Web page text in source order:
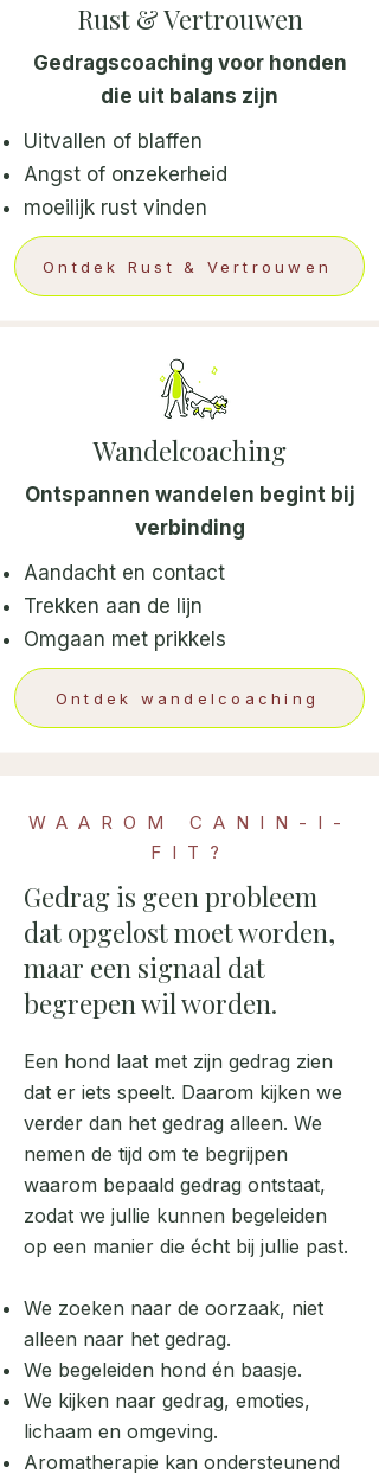
Rust & Vertrouwen
Gedragscoaching voor honden
die uit balans zijn
Uitvallen of blaffen
Angst of onzekerheid
moeilijk rust vinden
Ontdek Rust & Vertrouwen
Wandelcoaching
Ontspannen wandelen begint bij
verbinding
Aandacht en contact
Trekken aan de lijn
Omgaan met prikkels
Ontdek wandelcoaching
WAAROM CANIN-I-
FIT?
Gedrag is geen probleem
dat opgelost moet worden,
maar een signaal dat
begrepen wil worden.
Een hond laat met zijn gedrag zien
dat er iets speelt. Daarom kijken we
verder dan het gedrag alleen. We
nemen de tijd om te begrijpen
waarom bepaald gedrag ontstaat,
zodat we jullie kunnen begeleiden
op een manier die écht bij jullie past.
We zoeken naar de oorzaak, niet
alleen naar het gedrag.
We begeleiden hond én baasje.
We kijken naar gedrag, emoties,
lichaam en omgeving.
Aromatherapie kan ondersteunend